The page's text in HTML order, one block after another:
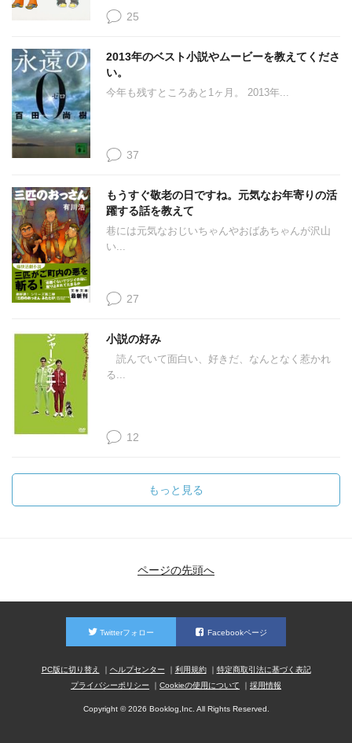
25
2013年のベスト小説やムービーを教えてくださ
い。
今年も残すところあと1ヶ月。 2013年...
37
もうすぐ敬老の日ですね。元気なお年寄りの活
躍する話を教えて
巷には元気なおじいちゃんやおばあちゃんが沢山
い...
27
小説の好み
読んでいて面白い、好きだ、なんとなく惹かれ
る...
12
もっと見る
ページの先頭へ
Twitterフォロー Facebookページ
PC版に切り替え ヘルプセンター 利用規約
特定商取引法に基づく表記
プライバシーポリシー
Cookieの使用について 採用情報
Copyright © 2026 Booklog,Inc. All Rights Reserved.